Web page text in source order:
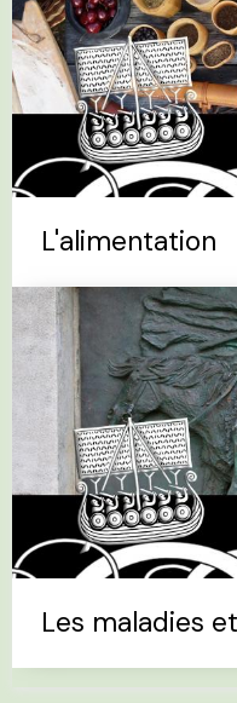
L'alimentation
Les maladies